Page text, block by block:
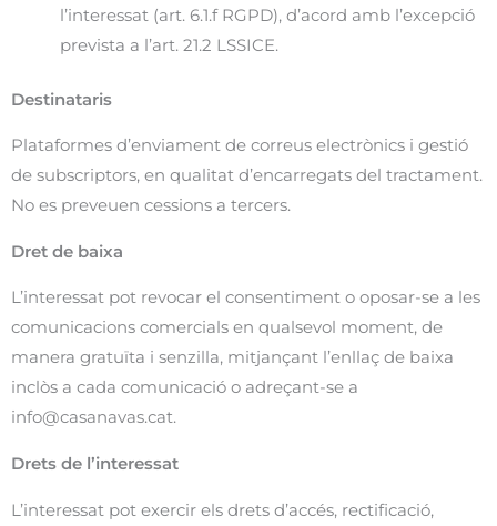
l’interessat (art. 6.1.f RGPD), d’acord amb l’excepció
prevista a l’art. 21.2 LSSICE.
Destinataris
Plataformes d’enviament de correus electrònics i gestió
de subscriptors, en qualitat d’encarregats del tractament.
No es preveuen cessions a tercers.
Dret de baixa
L’interessat pot revocar el consentiment o oposar-se a les
comunicacions comercials en qualsevol moment, de
manera gratuïta i senzilla, mitjançant l’enllaç de baixa
inclòs a cada comunicació o adreçant-se a
info@casanavas.cat.
Drets de l’interessat
L’interessat pot exercir els drets d’accés, rectificació,